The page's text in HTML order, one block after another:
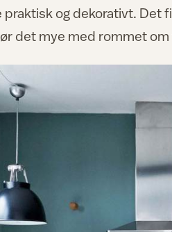
praktisk og dekorativt. Det
det mye med rommet om